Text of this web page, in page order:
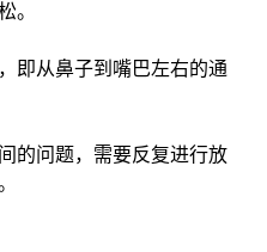
。
即从鼻子到嘴巴左右的通
的问题，需要反复进行放